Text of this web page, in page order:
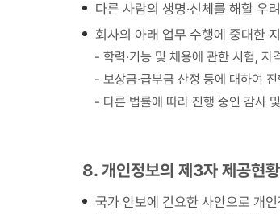
다른 사람의 생명·신체를 해할 우
회사의 아래 업무 수행에 중대한
- 학력·기능 및 채용에 관한 시험, 자
- 보상금·급부금 산정 등에 대하여
- 다른 법률에 따라 진행 중인 감사
8. 개인정보의 제3자 제공현
국가 안보에 긴요한 사안으로 개